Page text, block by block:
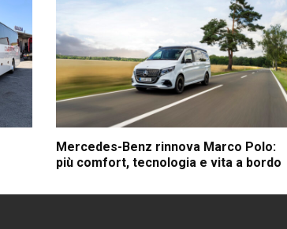
Mercedes-Benz rinnova Marco Polo:
più comfort, tecnologia e vita a bordo